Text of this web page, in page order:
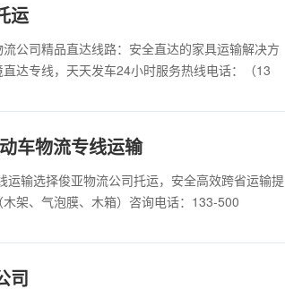
运
公司精品直达线路：安全直达的家具运输解决方
达专线，天天发车24小时服务热线电话：（13
车物流专线运输
输选择俊亚物流公司托运，安全高效跨省运输提
架、气泡膜、木箱）咨询电话：133-500
司